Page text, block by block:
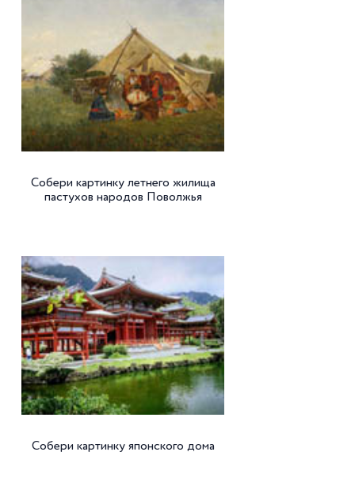
Собери картинку летнего жилища
пастухов народов Поволжья
Собери картинку японского дома